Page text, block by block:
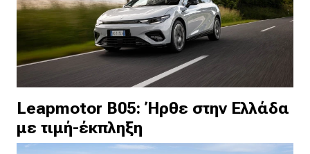
Leapmotor B05: Ήρθε στην Ελλάδα
με τιμή-έκπληξη